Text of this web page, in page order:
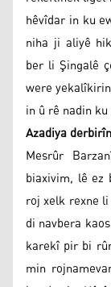
hêvîdar in ku
niha ji aliyê
ber li Şingalê
were
in û rê nadin
Azadiya
Mesrûr
biaxivim, lê ez
roj xelk rexne
di navbera
karekî pir bi
min